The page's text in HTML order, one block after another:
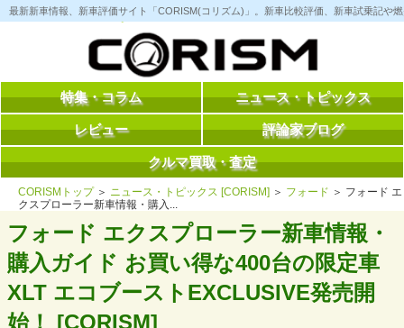
コ
ン
へ
最新新車情報、新車評価サイト「CORISM(コリズム)」。新車比較評価、新車試乗記や
特集・コラム ニュース・トピックス
レビュー 評論家ブログ
クルマ買取・査定
CORISMトップ＞ ニュース・トピックス [CORISM] ＞ フォード ＞ フォード エ
クスプローラー新車情報・購入...
フォード エクスプローラー新車情報・
購入ガイド お買い得な400台の限定車
XLT エコブーストEXCLUSIVE発売開
始！ [CORISM]